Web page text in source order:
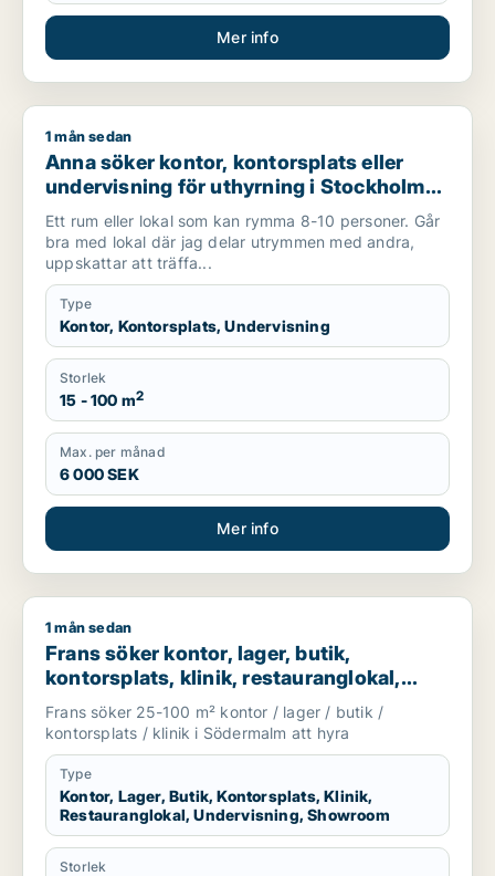
Mer info
Anna söker kontor, kontorsplats eller undervisning för
1 mån sedan
Anna söker kontor, kontorsplats eller
undervisning för uthyrning i Stockholm
Innerstad, Kungsholmen eller Vasastan
m.fl.
Ett rum eller lokal som kan rymma 8-10 personer. Går
bra med lokal där jag delar utrymmen med andra,
uppskattar att träffa...
Type
Kontor, Kontorsplats, Undervisning
Storlek
15 - 100 m2
Max. per månad
6 000 SEK
Mer info
Frans söker kontor, lager, butik, kontorsplats, klinik,
1 mån sedan
Frans söker kontor, lager, butik,
kontorsplats, klinik, restauranglokal,
undervisning eller showroom för
uthyrning i Södermalm
Frans söker 25-100 m² kontor / lager / butik /
kontorsplats / klinik i Södermalm att hyra
Type
Kontor, Lager, Butik, Kontorsplats, Klinik,
Restauranglokal, Undervisning, Showroom
Storlek